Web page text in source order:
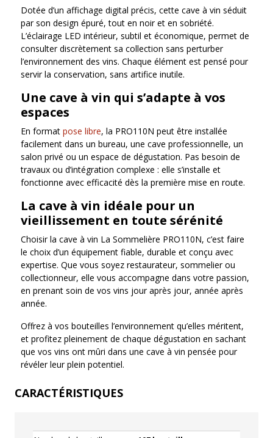
Dotée d’un affichage digital précis, cette cave à vin séduit
par son design épuré, tout en noir et en sobriété.
L’éclairage LED intérieur, subtil et économique, permet de
consulter discrètement sa collection sans perturber
l’environnement des vins. Chaque élément est pensé pour
servir la conservation, sans artifice inutile.
Une cave à vin qui s’adapte à vos
espaces
En format pose libre, la PRO110N peut être installée
facilement dans un bureau, une cave professionnelle, un
salon privé ou un espace de dégustation. Pas besoin de
travaux ou d’intégration complexe : elle s’installe et
fonctionne avec efficacité dès la première mise en route.
La cave à vin idéale pour un
vieillissement en toute sérénité
Choisir la cave à vin La Sommelière PRO110N, c’est faire
le choix d’un équipement fiable, durable et conçu avec
expertise. Que vous soyez restaurateur, sommelier ou
collectionneur, elle vous accompagne dans votre passion,
en prenant soin de vos vins jour après jour, année après
année.
Offrez à vos bouteilles l’environnement qu’elles méritent,
et profitez pleinement de chaque dégustation en sachant
que vos vins ont mûri dans une cave à vin pensée pour
révéler leur plein potentiel.
CARACTÉRISTIQUES